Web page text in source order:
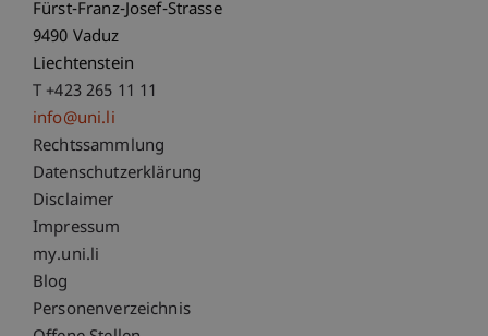
Fürst-Franz-Josef-Strasse
9490 Vaduz
Liechtenstein
T +423 265 11 11
info@uni.li
Fußzeile Rechtliche Hinweise
Rechtssammlung
Datenschutzerklärung
Disclaimer
Impressum
Fußzeile Subdomain-Verzeichnis
my.uni.li
Blog
Personenverzeichnis